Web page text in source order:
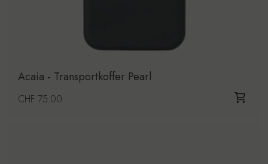
Acaia - Transportkoffer Pearl
Regulärer Preis
CHF 75.00